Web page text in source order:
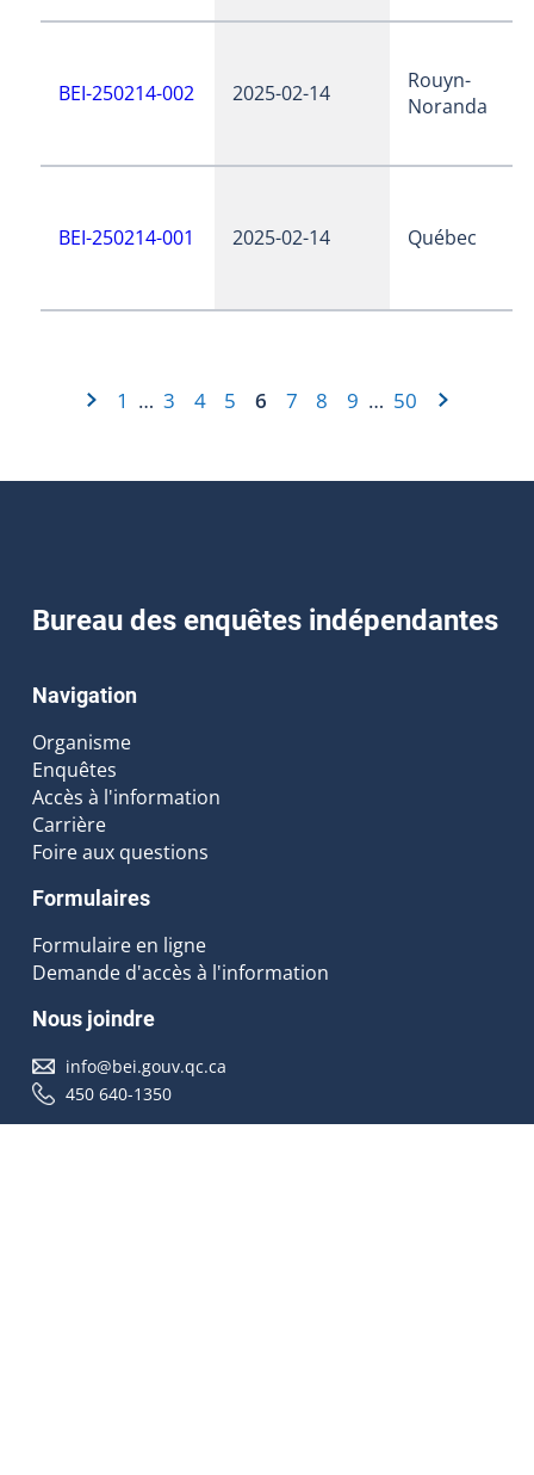
BEI-250214-002 2025-02-14
Rouyn-
Noranda
BEI-250214-001 2025-02-14 Québec
1 … 3 4 5 6 7 8 9 … 50
Bureau des enquêtes indépendantes
Navigation
Organisme
Enquêtes
Accès à l'information
Carrière
Foire aux questions
Formulaires
Formulaire en ligne
Demande d'accès à l'information
Nous joindre
info@bei.gouv.qc.ca
450 640-1350